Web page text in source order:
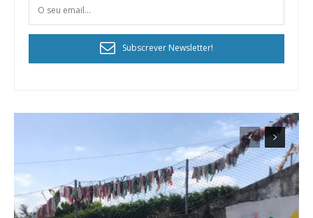
Subscrever Newsletter!